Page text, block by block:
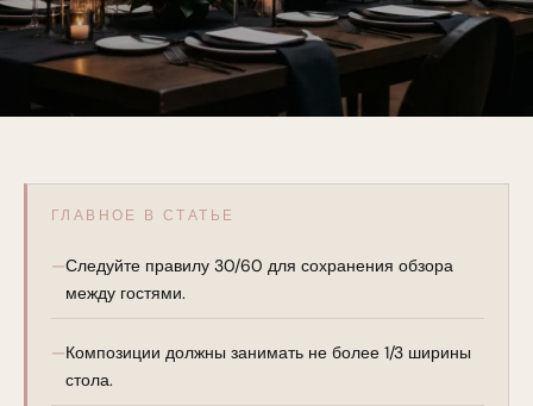
ГЛАВНОЕ В СТАТЬЕ
Следуйте правилу 30/60 для сохранения обзора
между гостями.
Композиции должны занимать не более 1/3 ширины
стола.